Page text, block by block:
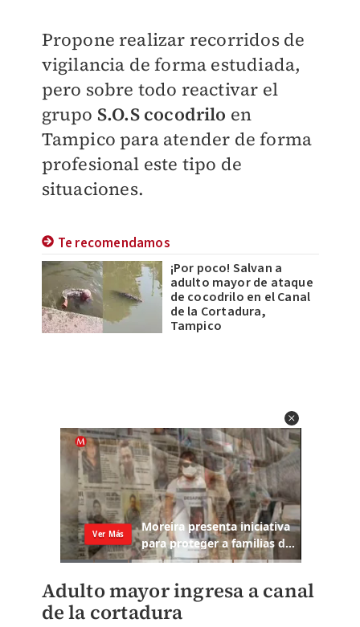
Propone realizar recorridos de
vigilancia de forma estudiada,
pero sobre todo reactivar el
grupo S.O.S cocodrilo en
Tampico para atender de forma
profesional este tipo de
situaciones.
Te recomendamos
¡Por poco! Salvan a
adulto mayor de ataque
de cocodrilo en el Canal
de la Cortadura,
Tampico
Adulto mayor ingresa a canal
de la cortadura